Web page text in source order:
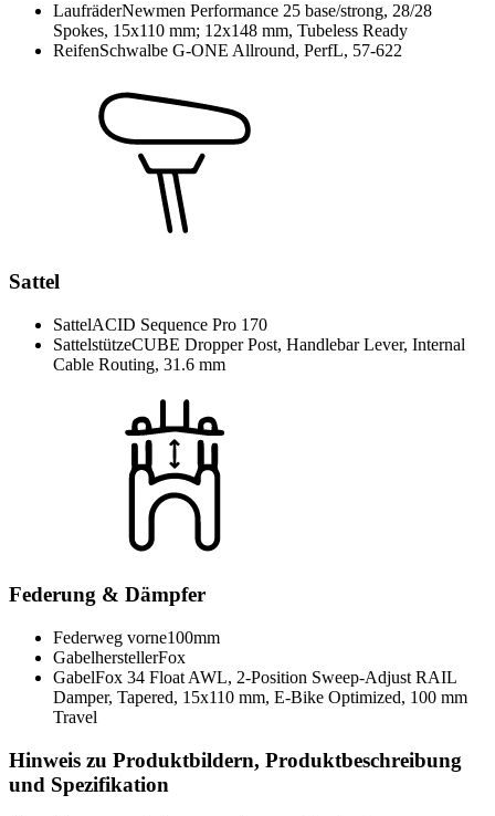
LaufräderNewmen Performance 25 base/strong, 28/28
Spokes, 15x110 mm; 12x148 mm, Tubeless Ready
ReifenSchwalbe G-ONE Allround, PerfL, 57-622
Sattel
SattelACID Sequence Pro 170
SattelstützeCUBE Dropper Post, Handlebar Lever, Internal
Cable Routing, 31.6 mm
Federung & Dämpfer
Federweg vorne100mm
GabelherstellerFox
GabelFox 34 Float AWL, 2-Position Sweep-Adjust RAIL
Damper, Tapered, 15x110 mm, E-Bike Optimized, 100 mm
Travel
Hinweis zu Produktbildern, Produktbeschreibung
und Spezifikation